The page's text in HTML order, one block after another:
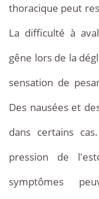
thoracique peut
La difficulté à
gêne lors de la
sensation de
Des nausées et
dans certains
pression de
symptômes